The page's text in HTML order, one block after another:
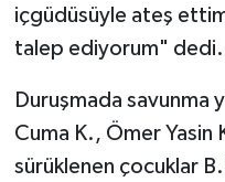
içgüdüsüyle ateş
talep ediyorum" dedi.
Duruşmada savunma
Cuma K., Ömer Yasin
sürüklenen çocuklar